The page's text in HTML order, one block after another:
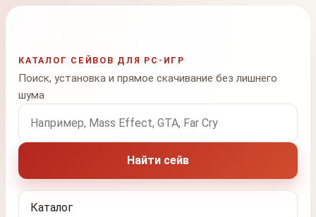
КАТАЛОГ СЕЙВОВ ДЛЯ PC-ИГР
Поиск, установка и прямое скачивание без лишнего
шума
Поиск по названию игры
Найти сейв
Каталог